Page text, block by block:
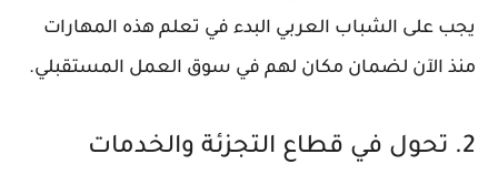
يجب على الشباب العربي البدء في تعلم هذه المهارات
منذ الآن لضمان مكان لهم في سوق العمل المستقبلي.
2. تحول في قطاع التجزئة والخدمات